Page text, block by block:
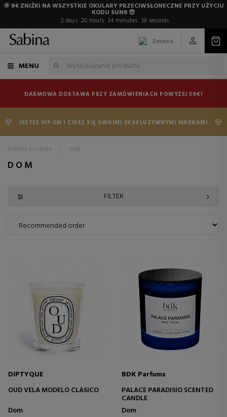
🌞 8€ ZNIŻKI NA WSZYSTKIE OKULARY PRZECIWSŁONECZNE PRZY UŻYCIU
KODU SUN8 😎
2 days 20 hours 34 minutes 38 seconds
Zmiana
MENU
DARMOWA DOSTAWA PRZY ZAMÓWIENIACH POWYŻEJ 59€!
JESTEŚ VIP-EM I CIESZ SIĘ SWOIMI EKSKLUZYWNYMI MARKAMI
STRONA GŁÓWNA > DOM
DOM
FILTER
DIPTYQUE
OUD VELA MODELO CLÁSICO
Dom
BDK Parfums
PALACE PARADISIO SCENTED
CANDLE
Dom